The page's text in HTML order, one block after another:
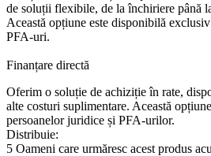
de soluții flexibile, de la închiriere până
Această opțiune este disponibilă
PFA-uri.
Finanțare directă
Oferim o soluție de achiziție în rate,
alte costuri suplimentare. Această
persoanelor juridice și PFA-urilor.
Distribuie:
5 Oameni care urmăresc acest produs